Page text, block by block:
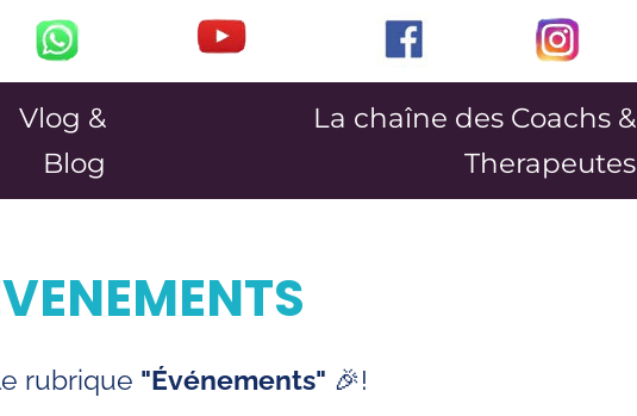
Vlog &
Blog
La chaîne des Coachs &
Therapeutes
rubrique "Événements" 🎉!